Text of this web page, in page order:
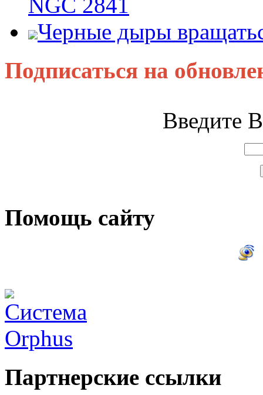
Черные дыры
Подписаться на
Введите
Помощь сайту
Партнерские ссылки